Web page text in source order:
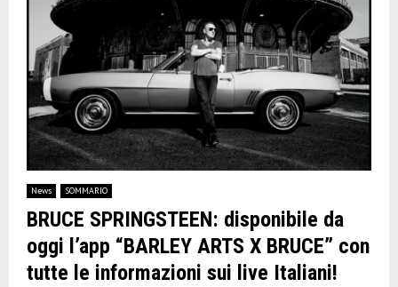
News SOMMARIO
BRUCE SPRINGSTEEN: disponibile da
oggi l’app “BARLEY ARTS X BRUCE” con
tutte le informazioni sui live Italiani!